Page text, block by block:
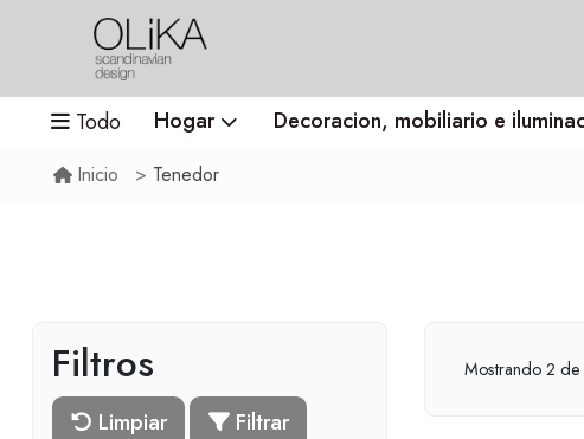
Todo Hogar Decoracion, mobiliario e
Inicio Tenedor
Filtros
Limpiar Filtrar
Mostrando 2 de